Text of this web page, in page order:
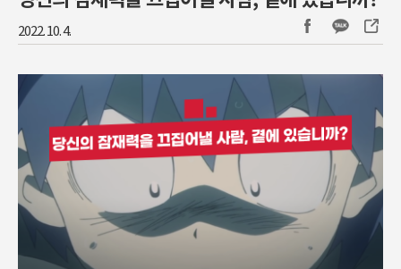
2022. 10. 4.